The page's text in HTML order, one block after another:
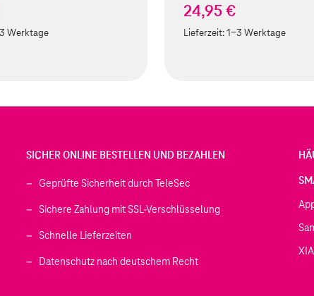
Werktage
24,95 €
Lieferzeit:1-3 Werktage
SICHER ONLINE BESTELLEN UND BEZAHLEN
Geprüfte Sicherheit durch TeleSec
Sichere Zahlung mit SSL-Verschlüsselung
Schnelle Lieferzeiten
Datenschutz nach deutschem Recht